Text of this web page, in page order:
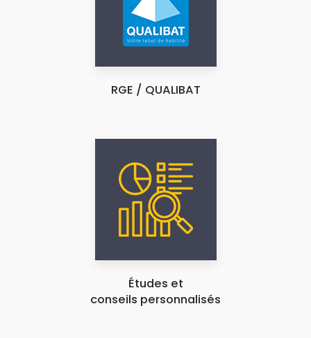
RGE / QUALIBAT
Études et
conseils personnalisés